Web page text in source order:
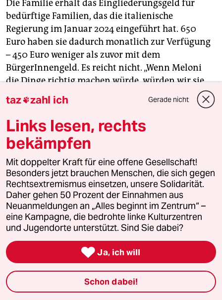
Die Familie erhält das Eingliederungsgeld für
bedürftige Familien, das die italienische
Regierung im Januar 2024 eingeführt hat. 650
Euro haben sie dadurch monatlich zur Verfügung
– 450 Euro weniger als zuvor mit dem
BürgerInnengeld. Es reicht nicht. „Wenn Meloni
die Dinge richtig machen würde, würden wir sie
nicht hassen. Aber ist das etwa normal, dass sie
sich erst letztens eine Villa für 1,5 Millionen Euro
gekauft hat?“, sagt Anna, und die Gesichtszüge
entgleiten der 58-Jährigen.
Einmal im Monat nimmt die Familie
Lebensmittelspenden der Kirche in Anspruch. Die
Zahl der Menschen, die Essenspakete abholen, hat
laut Giuliano Fucci im Vergleich zum Oktober 2023
zugenommen – 230 Menschen sind es im Mai 2024
in der Pfarrei San Matteo Francesco. „Die
Tochter Anna. Mit dem Baby im Arm verschwindet
sie im Nebenzimmer, legt es dort schlafen.
Die Haustür wird abrupt geöffnet. Der 8-jährige
taz zahl ich Gerade nicht
Links lesen, rechts
bekämpfen
Mit doppelter Kraft für eine offene Gesellschaft!
Besonders jetzt brauchen Menschen, die sich gegen
Rechtsextremismus einsetzen, unsere Solidarität.
Daher gehen 50 Prozent der Einnahmen aus
Neuanmeldungen an „Alles beginnt im Zentrum“ –
eine Kampagne, die bedrohte linke Kulturzentren
und Jugendorte unterstützt. Sind Sie dabei?
 Ja, ich will
Schon dabei!